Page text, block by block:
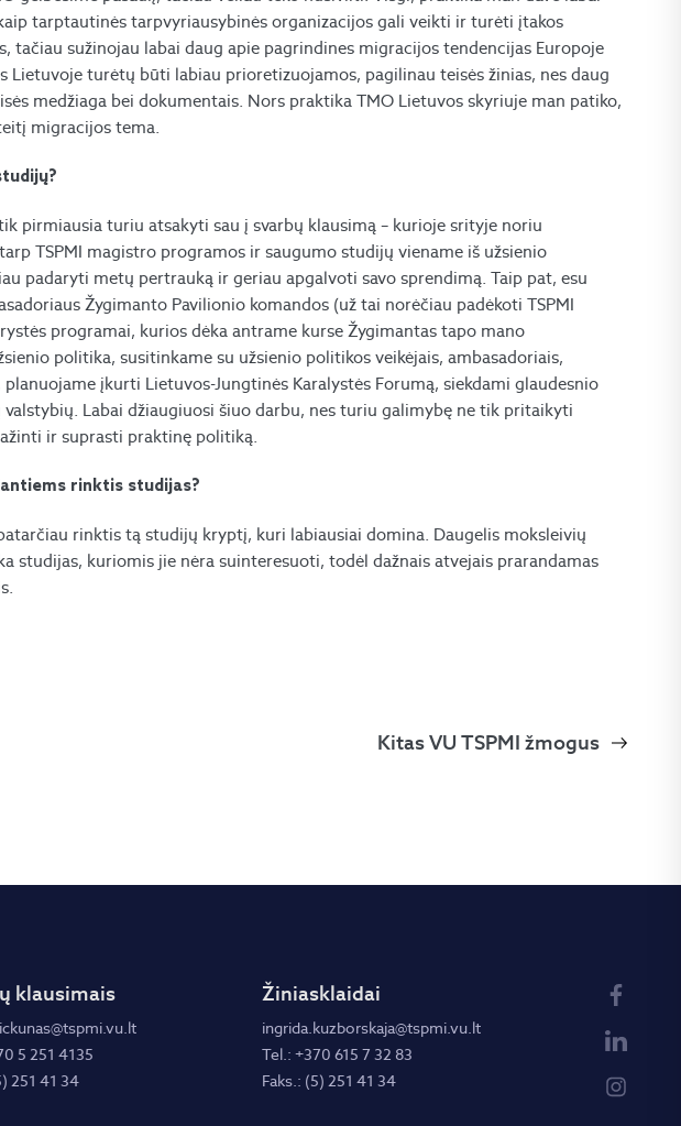
tarptautinės tarpvyriausybinės organizacijos gali veikti ir turėti įtakos
tačiau sužinojau labai daug apie pagrindines migracijos tendencijas Europoje
Lietuvoje turėtų būti labiau prioretizuojamos, pagilinau teisės žinias, nes daug
medžiaga bei dokumentais. Nors praktika TMO Lietuvos skyriuje man patiko,
migracijos tema.
pirmiausia turiu atsakyti sau į svarbų klausimą – kurioje srityje noriu
TSPMI magistro programos ir saugumo studijų viename iš užsienio
padaryti metų pertrauką ir geriau apgalvoti savo sprendimą. Taip pat, esu
Žygimanto Pavilionio komandos (už tai norėčiau padėkoti TSPMI
programai, kurios dėka antrame kurse Žygimantas tapo mano
politika, susitinkame su užsienio politikos veikėjais, ambasadoriais,
įkurti Lietuvos-Jungtinės Karalystės Forumą, siekdami glaudesnio
Labai džiaugiuosi šiuo darbu, nes turiu galimybę ne tik pritaikyti
ir suprasti praktinę politiką.
rinktis studijas?
rinktis tą studijų kryptį, kuri labiausiai domina. Daugelis moksleivių
studijas, kuriomis jie nėra suinteresuoti, todėl dažnais atvejais prarandamas
Kitas VU TSPMI žmogus
klausimais
5 251 4135
251 41 34
Žiniasklaidai
ingrida.kuzborskaja@tspmi.vu.lt
Tel.: +370 615 7 32 83
Faks.: (5) 251 41 34